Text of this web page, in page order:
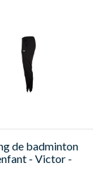
de badminton
- Victor -